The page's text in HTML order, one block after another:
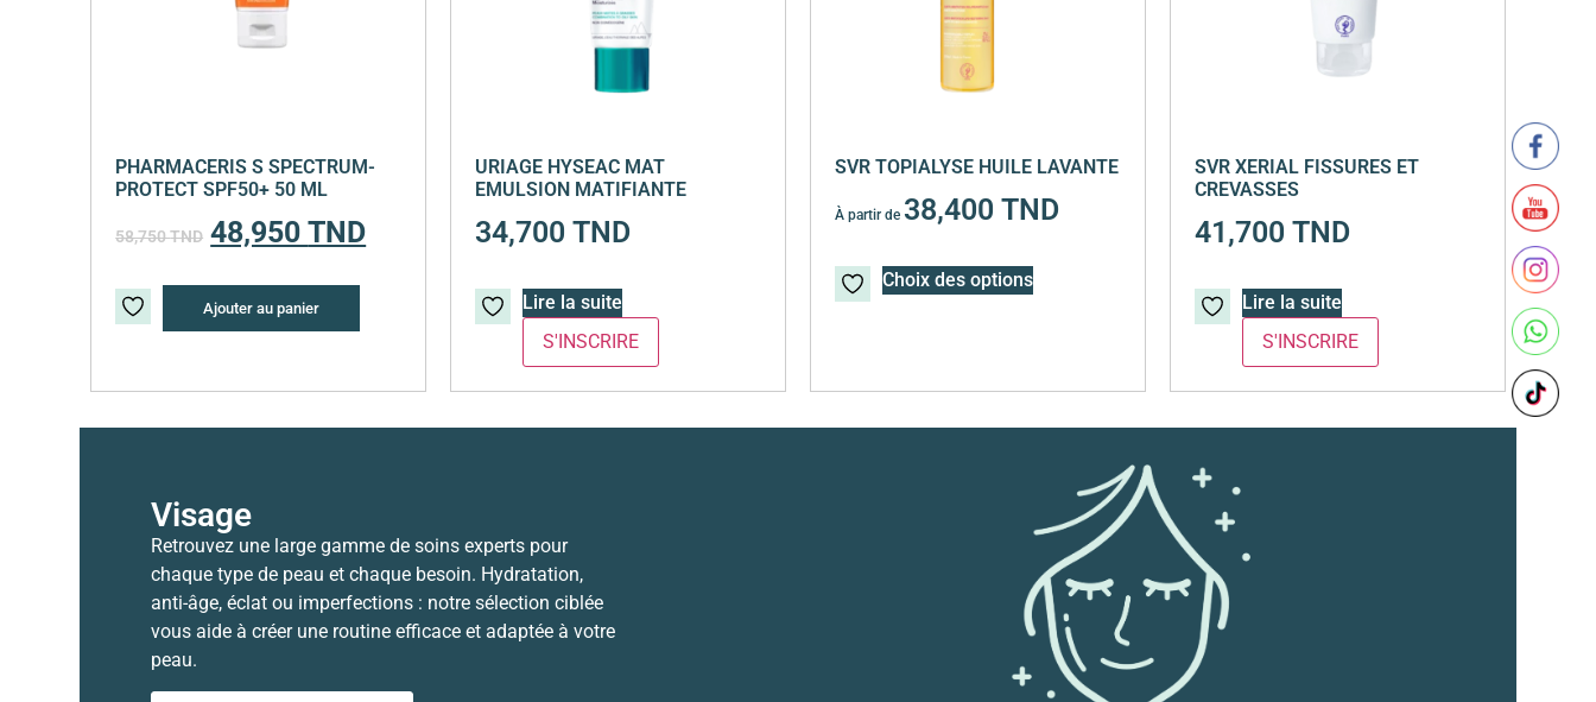
SVR XERIAL FISSURES ET
CREVASSES
41,700 TND
Lire la suite
SVR TOPIALYSE HUILE LAVANTE
À partir de 38,400 TND
Choix des options
URIAGE HYSEAC MAT
EMULSION MATIFIANTE
34,700TND
Lire la suite
PHARMACERIS S SPECTRUM-
PROTECT SPF50+ 50 ML
58,750TND 48,950TND
Ajouter au panier
Visage
Retrouvez une large gamme de soins experts pour
chaque type de peau et chaque besoin. Hydratation,
anti-âge, éclat ou imperfections : notre sélection ciblée
vous aide à créer une routine efficace et adaptée à votre
peau.